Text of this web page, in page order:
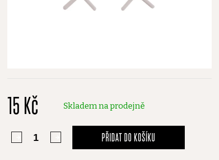
15 Kč Skladem na prodejně
PŘIDAT DO KOŠÍKU